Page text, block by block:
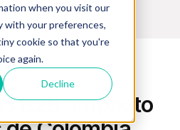
when you visit our
with your preferences,
cookie so that you're
again.
Decline
B2B: impacto